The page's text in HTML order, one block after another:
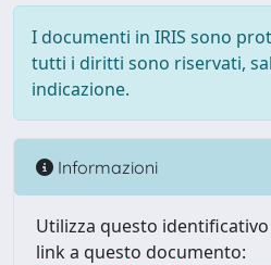
I documenti in IRIS sono
tutti i diritti sono riservati,
indicazione.
Informazioni
Utilizza questo
link a questo documento: